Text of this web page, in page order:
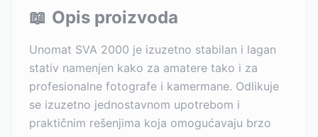
📖 Opis proizvoda
Unomat SVA 2000 je izuzetno stabilan i lagan
stativ namenjen kako za amatere tako i za
profesionalne fotografe i kamermane. Odlikuje
se izuzetno jednostavnom upotrebom i
praktičnim rešenjima koja omogućavaju brzo